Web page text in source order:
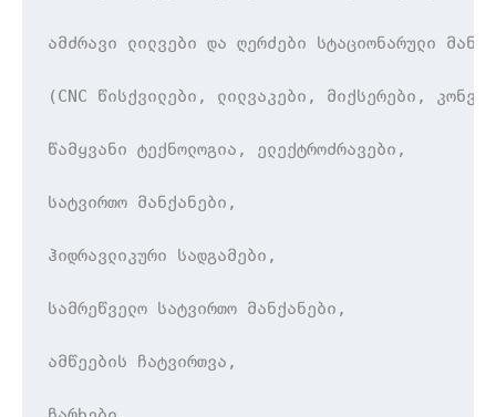
ამძრავი ლილვები და ღერძები სტაციონარული
(CNC წისქვილები, ლილვაკები, მიქსერები,
წამყვანი ტექნოლოგია, ელექტროძრავები,
სატვირთო მანქანები,
ჰიდრავლიკური სადგამები,
სამრეწველო სატვირთო მანქანები,
ამწეების ჩატვირთვა,